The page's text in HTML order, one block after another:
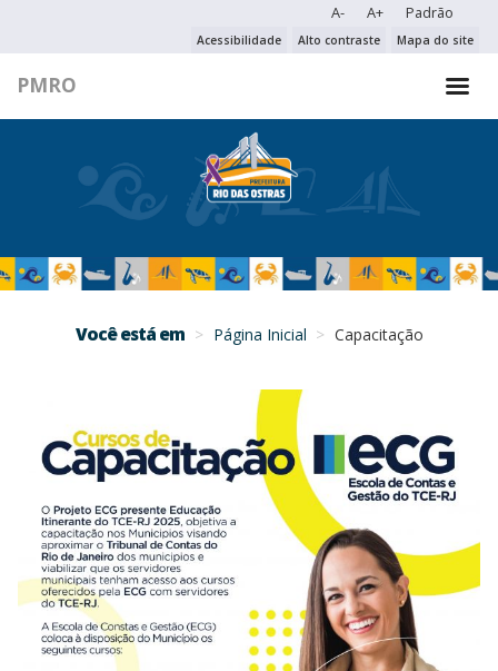
A- A+ Padrão
Acessibilidade Alto contraste Mapa do site
PMRO
PESQUISAR NO PORTAL
PESQUISAR
Você está em Página Inicial Capacitação